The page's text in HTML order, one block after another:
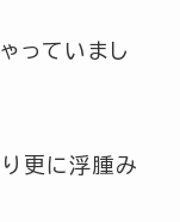
っていまし
り更に浮腫み